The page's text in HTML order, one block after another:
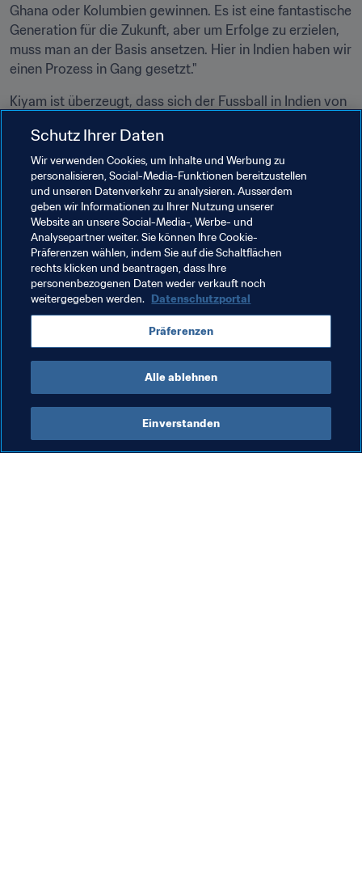
Ghana oder Kolumbien gewinnen. Es ist eine fantastische
Generation für die Zukunft, aber um Erfolge zu erzielen,
muss man an der Basis ansetzen. Hier in Indien haben wir
einen Prozess in Gang gesetzt."
Kiyam ist überzeugt, dass sich der Fussball in Indien von
uns auf dem vor uns liegenden Weg weiter und weiter zu
verbessern", sagte der Mittelfeldspieler. "Ich glaube, der
indische insgesamt Fussball verbessert sich und der
Weg kann von hier nur nach oben führen. Dass nun mehr
Menschen Fussball schauen und sich aktiv für den
Fussball interessieren, kann dem indischen Fussball
mittel- bis langfristig nur zugute kommen."
Verwandte Themen
India AFC
Schutz Ihrer Daten
Wir verwenden Cookies, um Inhalte und Werbung zu
personalisieren, Social-Media-Funktionen bereitzustellen
und unseren Datenverkehr zu analysieren. Ausserdem
geben wir Informationen zu Ihrer Nutzung unserer
Website an unsere Social-Media-, Werbe- und
Analysepartner weiter. Sie können Ihre Cookie-
Präferenzen wählen, indem Sie auf die Schaltflächen
rechts klicken und beantragen, dass Ihre
personenbezogenen Daten weder verkauft noch
weitergegeben werden. Datenschutzportal
Präferenzen
Alle ablehnen
Einverstanden